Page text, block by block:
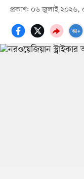
প্রকাশ: ০৬ জুলাই